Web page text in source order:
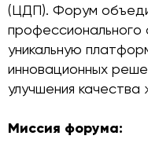
(ЦДП). Форум
уникальную
инновационных
улучшения качества
Миссия форума: